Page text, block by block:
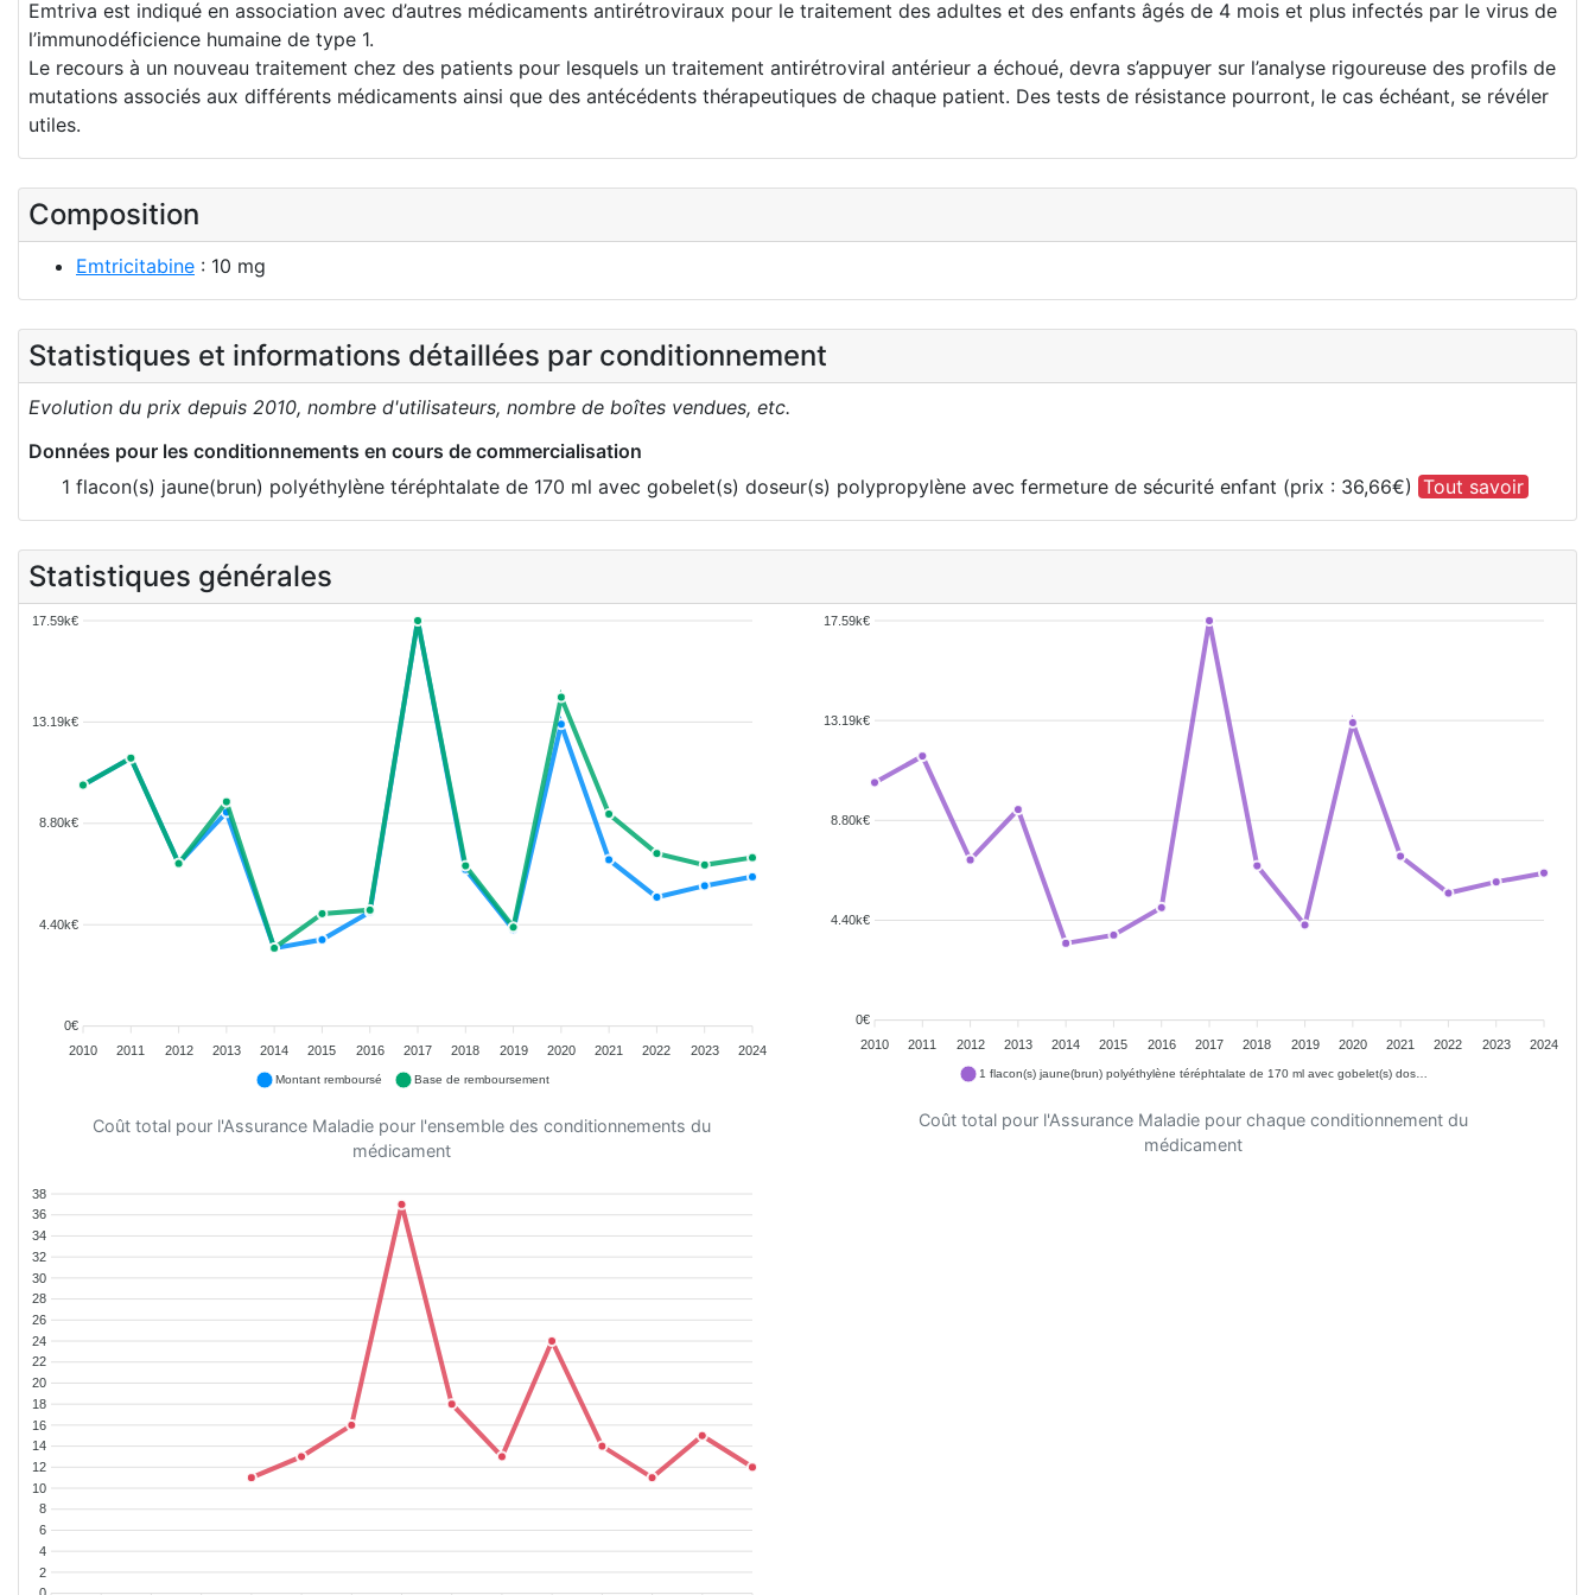
Emtriva est indiqué en association avec d’autres médicaments antirétroviraux pour le traitement des adultes et des enfants âgés de 4 mois et plus infectés par le virus de
l’immunodéficience humaine de type 1.
Le recours à un nouveau traitement chez des patients pour lesquels un traitement antirétroviral antérieur a échoué, devra s’appuyer sur l’analyse rigoureuse des profils de
mutations associés aux différents médicaments ainsi que des antécédents thérapeutiques de chaque patient. Des tests de résistance pourront, le cas échéant, se révéler
utiles.
Composition
Emtricitabine : 10 mg
Statistiques et informations détaillées par conditionnement
Evolution du prix depuis 2010, nombre d'utilisateurs, nombre de boîtes vendues, etc.
Données pour les conditionnements en cours de commercialisation
1 flacon(s) jaune(brun) polyéthylène téréphtalate de 170 ml avec gobelet(s) doseur(s) polypropylène avec fermeture de sécurité enfant (prix : 36,66€) Tout savoir
Statistiques générales
17.59k€
13.19k€
8.80k€
4.40k€
0€
2010
2011 2012 2013 2014 2015 2016 2017 2018 2019 2020 2021 2022 2023 2024
Montant remboursé Base de remboursement
Coût total pour l'Assurance Maladie pour l'ensemble des conditionnements du
médicament
17.59k€
13.19k€
8.80k€
4.40k€
0€
2010
2011 2012 2013 2014 2015 2016 2017 2018 2019 2020 2021 2022 2023 2024
1 flacon(s) jaune(brun) polyéthylène téréphtalate de 170 ml avec gobelet(s) dos…
Coût total pour l'Assurance Maladie pour chaque conditionnement du
médicament
38
36
34
32
30
28
26
24
22
20
18
16
14
12
10
8
6
4
2